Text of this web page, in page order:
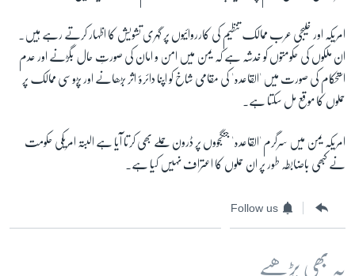
امریکہ اور خلیجی عرب ممالک تنظیم کی کارروائیوں پر گہری تشویش کا اظہار کرتے رہے ہیں۔
ان ملکوں کی حکومتوں کو خدشہ ہے کہ یمن میں امن و امان کی صورتِ حال بگڑنے اور عدم
استحکام کی صورت میں 'القاعدہ' کی مقامی شاخ کو اپنا دائرۂ اثر بڑھانے اور پڑوسی ممالک پر
حملوں کا موقع مل سکتا ہے۔
امریکہ یمن میں سرگرم 'القاعدہ' جنگجووں پر ڈرون حملے بھی کرتا آیا ہے البتہ امریکی حکومت
نے کبھی باضابطہ طور پر ان حملوں کا اعتراف نہیں کیا ہے۔
Follow us
یہ بھی پڑھیے